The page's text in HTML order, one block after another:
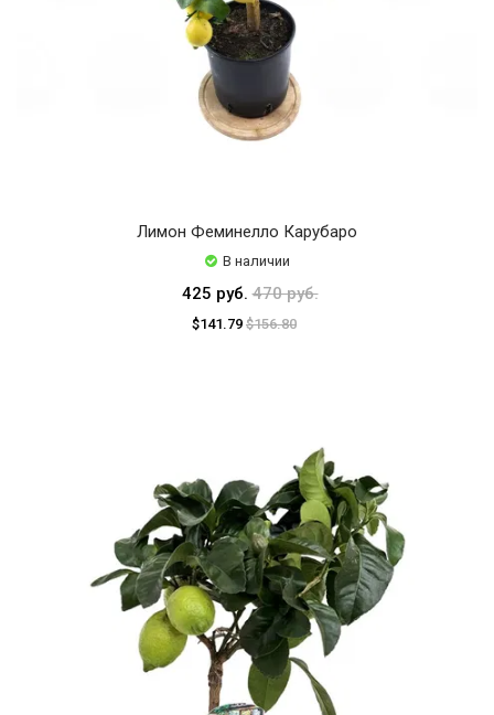
Лимон Феминелло Карубаро
В наличии
425 руб.470 руб.
$141.79 $156.80